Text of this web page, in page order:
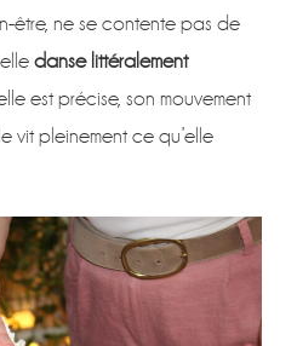
être, ne se contente pas de
danse littéralement
est précise, son mouvement
vit pleinement ce qu’elle